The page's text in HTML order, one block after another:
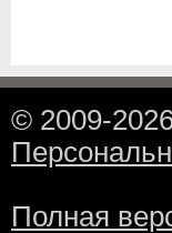
© 2009-
Полная